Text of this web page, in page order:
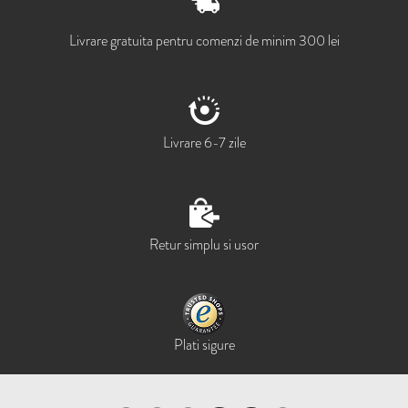
Livrare gratuita pentru comenzi de minim 300 lei
Livrare 6-7 zile
Retur simplu si usor
Plati sigure